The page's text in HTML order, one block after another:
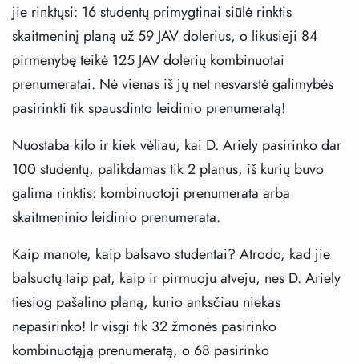
jie rinktųsi: 16 studentų primygtinai siūlė rinktis
skaitmeninį planą už 59 JAV dolerius, o likusieji 84
pirmenybę teikė 125 JAV dolerių kombinuotai
prenumeratai. Nė vienas iš jų net nesvarstė galimybės
pasirinkti tik spausdinto leidinio prenumeratą!
Nuostaba kilo ir kiek vėliau, kai D. Ariely pasirinko dar
100 studentų, palikdamas tik 2 planus, iš kurių buvo
galima rinktis: kombinuotoji prenumerata arba
skaitmeninio leidinio prenumerata.
Kaip manote, kaip balsavo studentai? Atrodo, kad jie
balsuotų taip pat, kaip ir pirmuoju atveju, nes D. Ariely
tiesiog pašalino planą, kurio anksčiau niekas
nepasirinko! Ir visgi tik 32 žmonės pasirinko
kombinuotąją prenumeratą, o 68 pasirinko